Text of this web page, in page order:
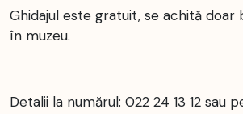
Ghidajul este gratuit, se achită
în muzeu.
Detalii la numărul: 022 24 13 12 sau